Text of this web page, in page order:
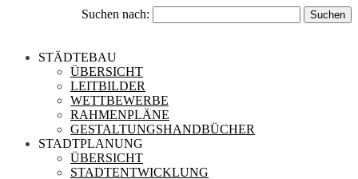
Suchen nach:
STÄDTEBAU
ÜBERSICHT
LEITBILDER
WETTBEWERBE
RAHMENPLÄNE
GESTALTUNGSHANDBÜCHER
STADTPLANUNG
ÜBERSICHT
STADTENTWICKLUNG